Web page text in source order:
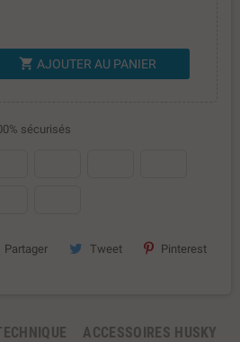
shopping_cart AJOUTER AU PANIER
sécurisés
Partager Tweet Pinterest
ACCESSOIRES HUSKY